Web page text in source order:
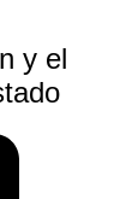
y el